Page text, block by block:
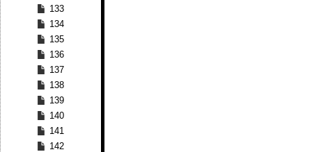
133
134
135
136
137
138
139
140
141
142